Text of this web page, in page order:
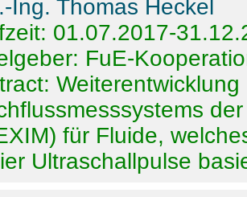
Ing. Thomas Heckel
01.07.2017-
FuE-
für Fluide,
Ultraschallpulse